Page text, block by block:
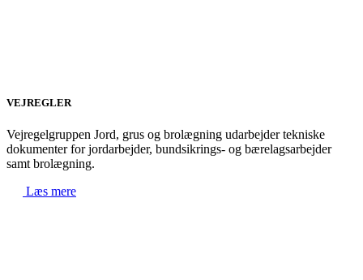
VEJREGLER
Vejregelgruppen Jord, grus og brolægning udarbejder tekniske
dokumenter for jordarbejder, bundsikrings- og bærelagsarbejder
samt brolægning.
Læs mere